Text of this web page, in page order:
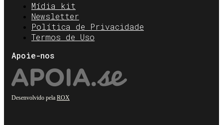
Mídia kit
Newsletter
Política de Privacidade
Termos de Uso
Apoie-nos
Desenvolvido pela ROX